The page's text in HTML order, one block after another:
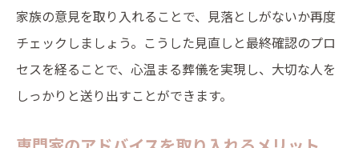
家族の意見を取り入れることで、見落としがないか再度
チェックしましょう。こうした見直しと最終確認のプロ
セスを経ることで、心温まる葬儀を実現し、大切な人を
しっかりと送り出すことができます。